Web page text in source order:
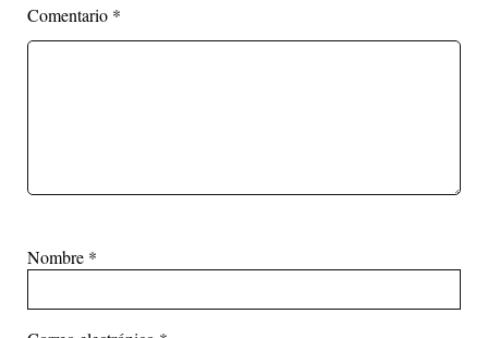
Comentario *
Nombre *